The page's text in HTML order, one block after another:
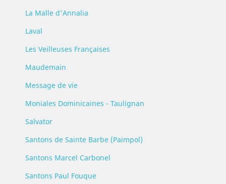
La Malle d'Annalia
Laval
Les Veilleuses Françaises
Maudemain
Message de vie
Moniales Dominicaines - Taulignan
Salvator
Santons de Sainte Barbe (Paimpol)
Santons Marcel Carbonel
Santons Paul Fouque